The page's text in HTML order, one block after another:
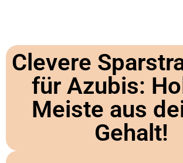
Clevere
für Azubis:
Meiste aus
Gehalt!